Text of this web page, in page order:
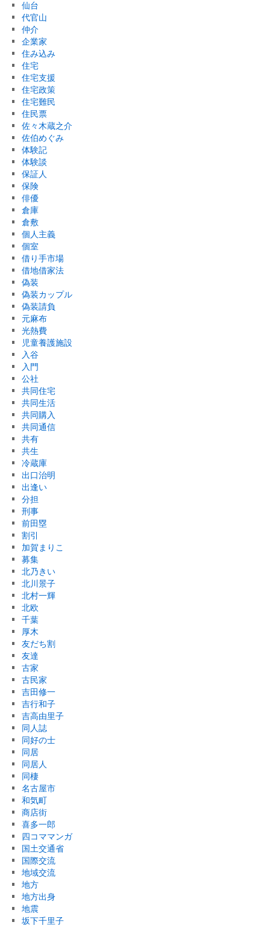
仙台
代官山
仲介
企業家
住み込み
住宅
住宅支援
住宅政策
住宅難民
住民票
佐々木蔵之介
佐伯めぐみ
体験記
体験談
保証人
保険
俳優
倉庫
倉敷
個人主義
個室
借り手市場
借地借家法
偽装
偽装カップル
偽装請負
元麻布
光熱費
児童養護施設
入谷
入門
公社
共同住宅
共同生活
共同購入
共同通信
共有
共生
冷蔵庫
出口治明
出逢い
分担
刑事
前田塁
割引
加賀まりこ
募集
北乃きい
北川景子
北村一輝
北欧
千葉
厚木
友だち割
友達
古家
古民家
吉田修一
吉行和子
吉高由里子
同人誌
同好の士
同居
同居人
同棲
名古屋市
和気町
商店街
喜多一郎
四コママンガ
国土交通省
国際交流
地域交流
地方
地方出身
地震
坂下千里子